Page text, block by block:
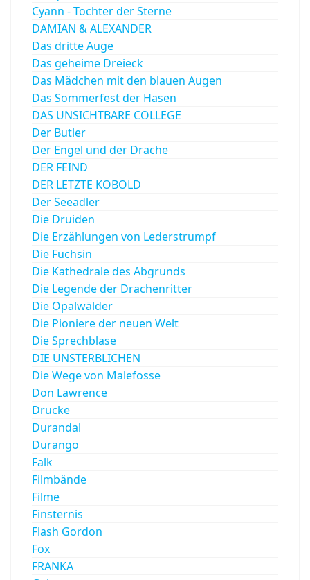
Cyann - Tochter der Sterne
DAMIAN & ALEXANDER
Das dritte Auge
Das geheime Dreieck
Das Mädchen mit den blauen Augen
Das Sommerfest der Hasen
DAS UNSICHTBARE COLLEGE
Der Butler
Der Engel und der Drache
DER FEIND
DER LETZTE KOBOLD
Der Seeadler
Die Druiden
Die Erzählungen von Lederstrumpf
Die Füchsin
Die Kathedrale des Abgrunds
Die Legende der Drachenritter
Die Opalwälder
Die Pioniere der neuen Welt
Die Sprechblase
DIE UNSTERBLICHEN
Die Wege von Malefosse
Don Lawrence
Drucke
Durandal
Durango
Falk
Filmbände
Filme
Finsternis
Flash Gordon
Fox
FRANKA